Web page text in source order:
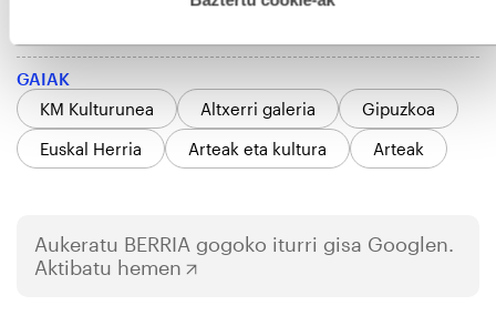
gero; badago identifikazio bat bi lengoaien artean».
GAIAK
KM Kulturunea
Altxerri galeria
Gipuzkoa
Euskal Herria
Arteak eta kultura Arteak
Aukeratu BERRIA gogoko iturri gisa Googlen.
Aktibatu hemen